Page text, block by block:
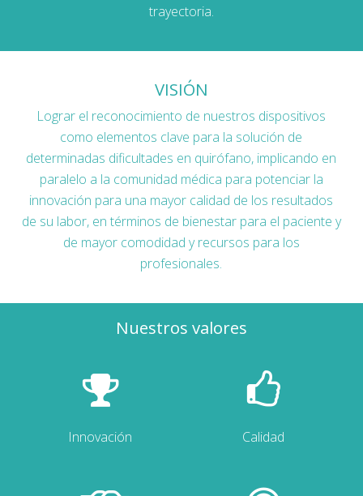
trayectoria.
VISIÓN
Lograr el reconocimiento de nuestros dispositivos
como elementos clave para la solución de
determinadas dificultades en quirófano, implicando en
paralelo a la comunidad médica para potenciar la
innovación para una mayor calidad de los resultados
de su labor, en términos de bienestar para el paciente y
de mayor comodidad y recursos para los
profesionales.
Nuestros valores
Innovación Calidad